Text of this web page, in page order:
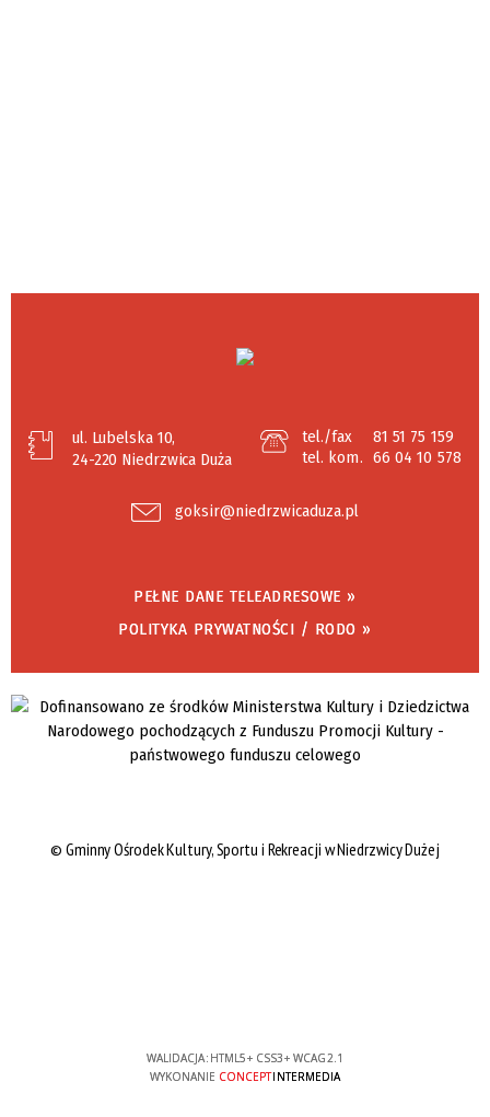
ul. Lubelska 10,
24-220 Niedrzwica Duża
tel./fax
81 51 75 159
tel. kom. 66 04 10 578
goksir@niedrzwicaduza.pl
PEŁNE DANE TELEADRESOWE »
POLITYKA PRYWATNOŚCI / RODO »
© Gminny Ośrodek Kultury, Sportu i Rekreacji w Niedrzwicy Dużej
WALIDACJA: HTML5+ CSS3+ WCAG 2.1
WYKONANIE CONCEPTINTERMEDIA